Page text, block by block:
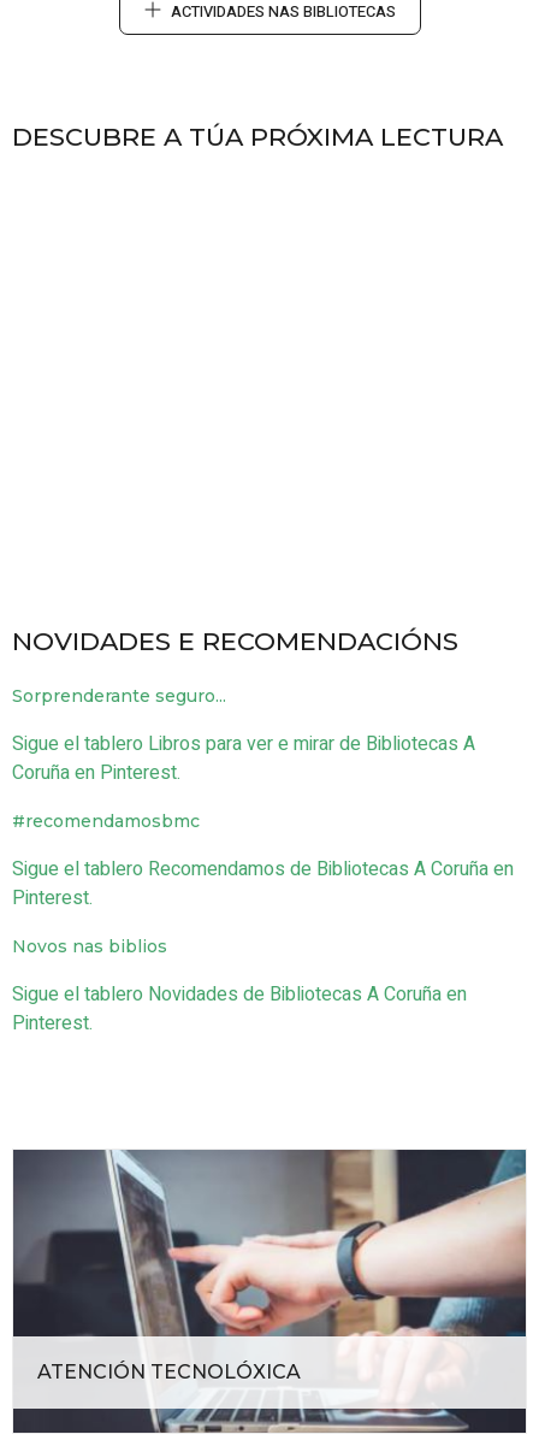
ACTIVIDADES NAS BIBLIOTECAS
DESCUBRE A TÚA PRÓXIMA LECTURA
NOVIDADES E RECOMENDACIÓNS
Sorprenderante seguro...
Sigue el tablero Libros para ver e mirar de Bibliotecas A
Coruña en Pinterest.
#recomendamosbmc
Sigue el tablero Recomendamos de Bibliotecas A Coruña en
Pinterest.
Novos nas biblios
Sigue el tablero Novidades de Bibliotecas A Coruña en
Pinterest.
ATENCIÓN TECNOLÓXICA